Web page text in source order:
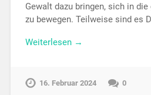
Gewalt dazu bringen, sich in
zu bewegen. Teilweise sind es
Weiterlesen →
16. Februar 2024 0